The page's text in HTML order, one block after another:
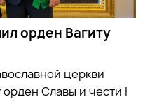
орден Вагиту
церкви
Славы и чести I